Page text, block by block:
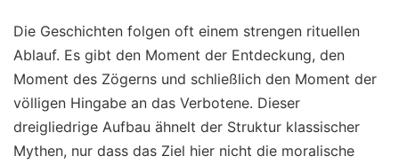
Die Geschichten folgen oft einem strengen rituellen
Ablauf. Es gibt den Moment der Entdeckung, den
Moment des Zögerns und schließlich den Moment der
völligen Hingabe an das Verbotene. Dieser
dreigliedrige Aufbau ähnelt der Struktur klassischer
Mythen, nur dass das Ziel hier nicht die moralische